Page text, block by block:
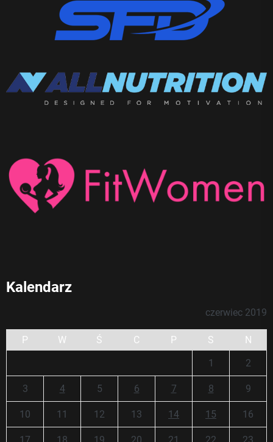
Kalendarz
czerwiec 2019
P W Ś C P S
N
1
2
3 4 5 6 7 8 9
10 11 12 13 14 15 16
17 18 19 20 21 22 23